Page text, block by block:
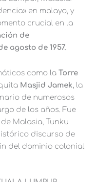
en malayo, y
crucial en la
de
agosto de 1957.
como la Torre
Masjid Jamek, la
de numerosos
de los años. Fue
Malasia, Tunku
discurso de
del dominio colonial